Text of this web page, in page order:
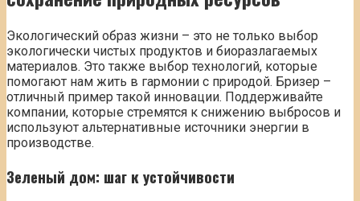
Экологический образ жизни – это не только выбор
экологически чистых продуктов и биоразлагаемых
материалов. Это также выбор технологий, которые
помогают нам жить в гармонии с природой. Бризер –
отличный пример такой инновации. Поддерживайте
компании, которые стремятся к снижению выбросов и
используют альтернативные источники энергии в
производстве.
Зеленый дом: шаг к устойчивости